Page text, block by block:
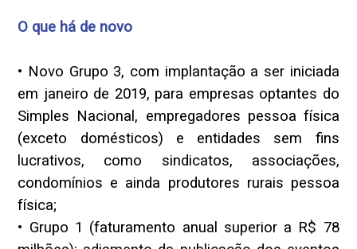
O que há de novo
• Novo Grupo 3, com implantação a ser iniciada
em janeiro de 2019, para empresas optantes do
Simples Nacional, empregadores pessoa física
(exceto domésticos) e entidades sem fins
lucrativos, como sindicatos, associações,
condomínios e ainda produtores rurais pessoa
física;
• Grupo 1 (faturamento anual superior a R$ 78